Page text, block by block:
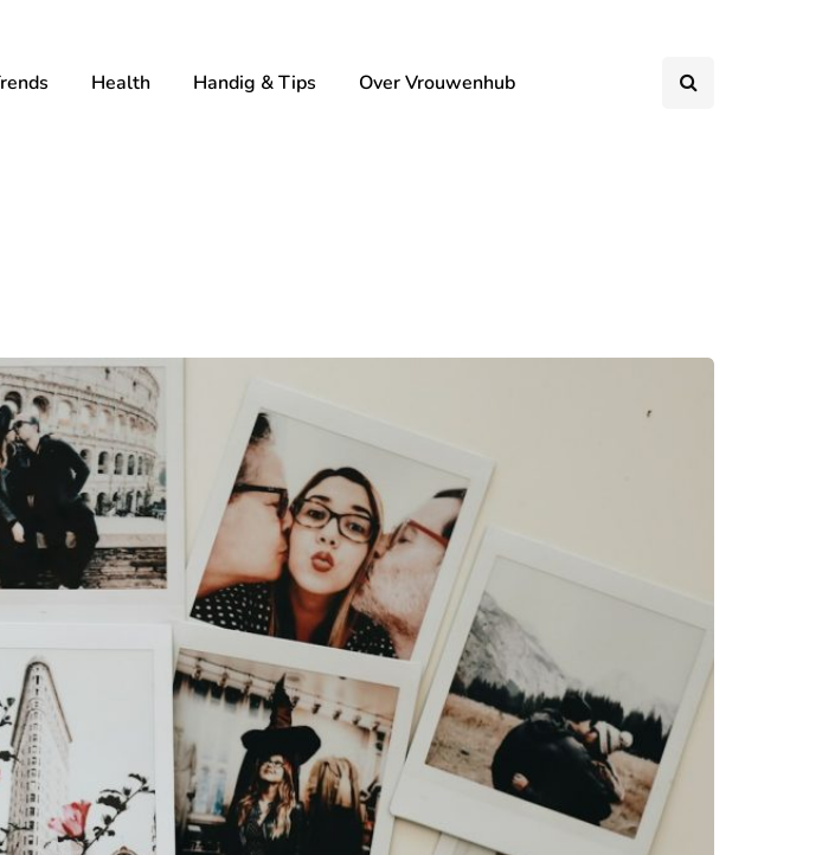
Health Handig & Tips Over Vrouwenhub